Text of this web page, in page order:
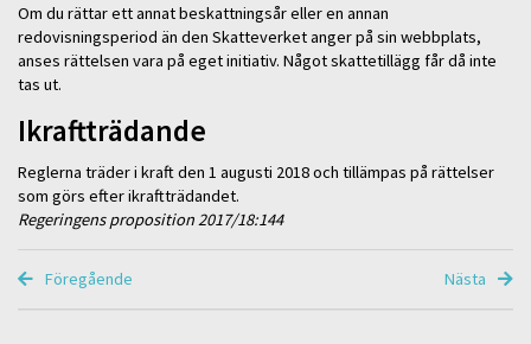
Om du rättar ett annat beskattningsår eller en annan
redovisningsperiod än den Skatteverket anger på sin webbplats,
anses rättelsen vara på eget initiativ. Något skattetillägg får då inte
tas ut.
Ikraftträdande
Reglerna träder i kraft den 1 augusti 2018 och tillämpas på rättelser
som görs efter ikraftträdandet.
Regeringens proposition 2017/18:144
Föregående Nästa